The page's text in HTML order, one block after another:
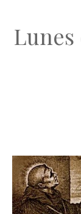
Lunes